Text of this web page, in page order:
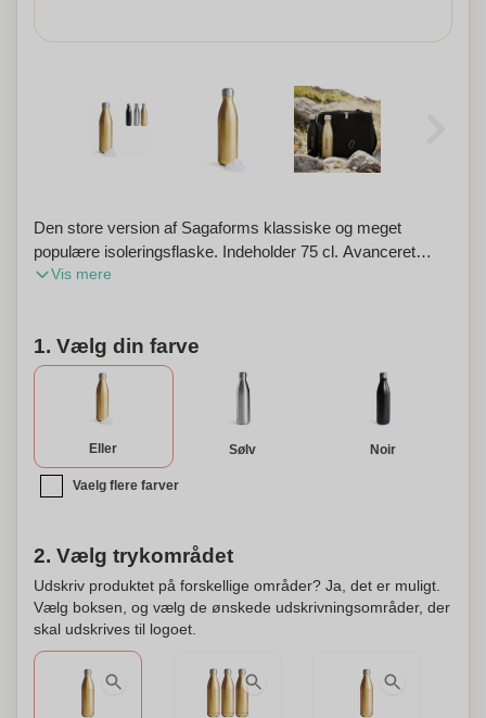
Den store version af Sagaforms klassiske og meget
populære isoleringsflaske. Indeholder 75 cl. Avanceret
vakuumkonstruktion med dobbeltvægget stål og
timer eller varme i 12 timer. Dette produkt kan også
personliggøres.
Vis mere
1. Vælg din farve
Eller Sølv Noir
Vaelg flere farver
2. Vælg trykområdet
Udskriv produktet på forskellige områder? Ja, det er muligt.
Vælg boksen, og vælg de ønskede udskrivningsområder, der
skal udskrives til logoet.